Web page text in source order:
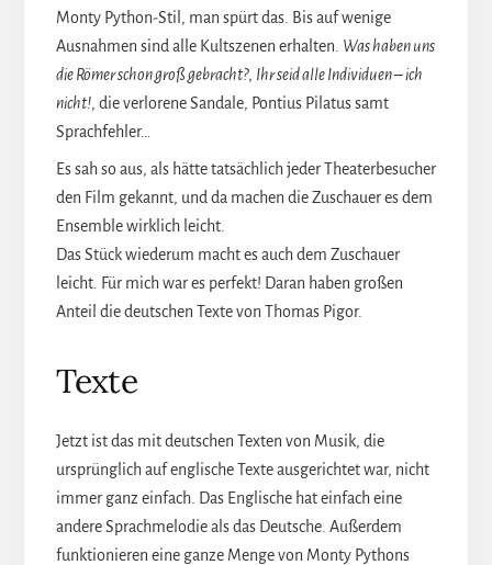
Monty Python-Stil, man spürt das. Bis auf wenige
Ausnahmen sind alle Kultszenen erhalten. Was haben uns
die Römer schon groß gebracht?, Ihr seid alle Individuen – ich
nicht!, die verlorene Sandale, Pontius Pilatus samt
Sprachfehler…
Es sah so aus, als hätte tatsächlich jeder Theaterbesucher
den Film gekannt, und da machen die Zuschauer es dem
Ensemble wirklich leicht.
Das Stück wiederum macht es auch dem Zuschauer
leicht. Für mich war es perfekt! Daran haben großen
Anteil die deutschen Texte von Thomas Pigor.
Texte
Jetzt ist das mit deutschen Texten von Musik, die
ursprünglich auf englische Texte ausgerichtet war, nicht
immer ganz einfach. Das Englische hat einfach eine
andere Sprachmelodie als das Deutsche. Außerdem
funktionieren eine ganze Menge von Monty Pythons